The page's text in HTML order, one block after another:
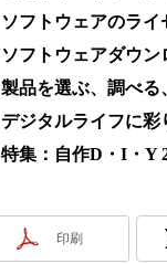
ソフトウェアのラ
ソフトウェアダウ
製品を選ぶ、調べ
デジタルライフに彩
特集：自作D・I・Y
印刷